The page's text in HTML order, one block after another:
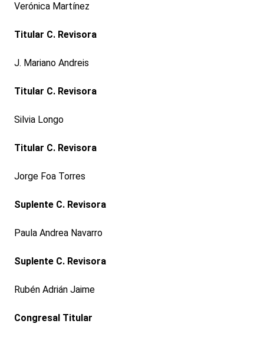
Verónica Martínez
Titular C. Revisora
J. Mariano Andreis
Titular C. Revisora
Silvia Longo
Titular C. Revisora
Jorge Foa Torres
Suplente C. Revisora
Paula Andrea Navarro
Suplente C. Revisora
Rubén Adrián Jaime
Congresal Titular